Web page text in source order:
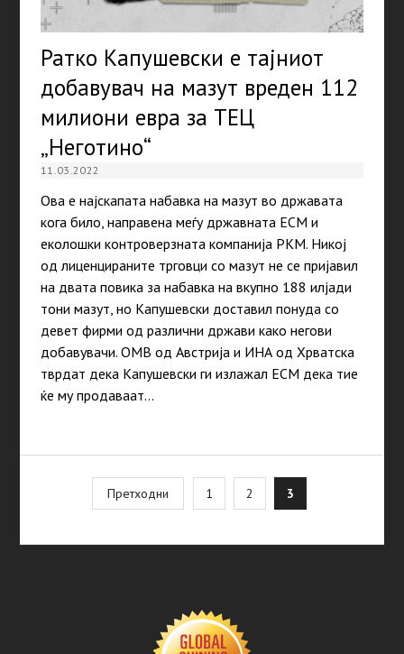
Ратко Капушевски е тајниот
добавувач на мазут вреден 112
милиони евра за ТЕЦ
„Неготино“
11.03.2022
Ова е најскапата набавка на мазут во државата
кога било, направена меѓу државната ЕСМ и
еколошки контроверзната компанија РКМ. Никој
од лиценцираните трговци со мазут не се пријавил
на двата повика за набавка на вкупно 188 илјади
тони мазут, но Капушевски доставил понуда со
девет фирми од различни држави како негови
добавувачи. ОМВ од Австрија и ИНА од Хрватска
тврдат дека Капушевски ги излажал ЕСМ дека тие
ќе му продаваат…
pagination
Претходни 1 2 3